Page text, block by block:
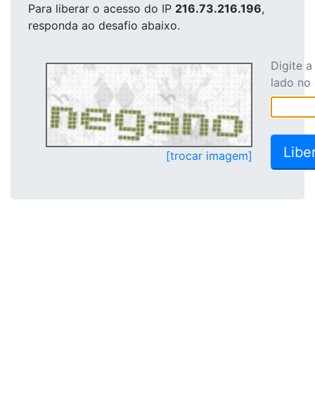
Para liberar o acesso do IP 216.73.216.196,
responda ao desafio abaixo.
[trocar imagem]
Digite
lado no